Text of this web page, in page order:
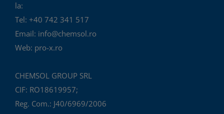
la:
Tel: +40 742 341 517
Email: info@chemsol.ro
Web: pro-x.ro
CHEMSOL GROUP SRL
CIF: RO18619957;
Reg. Com.: J40/6969/2006